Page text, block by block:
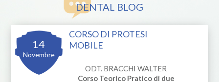
DENTAL BLOG
14
Novembre
CORSO DI PROTESI
MOBILE
ODT. BRACCHI WALTER
Corso Teorico Pratico di due